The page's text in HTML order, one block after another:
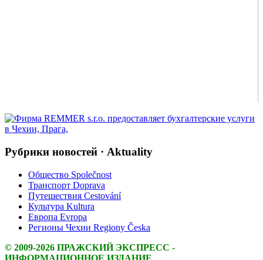
Рубрики новостей · Aktuality
Общество Společnost
Транспорт Doprava
Путешествия Cestování
Культура Kultura
Европа Evropa
Регионы Чехии Regiony Česka
© 2009-2026 ПРАЖСКИЙ ЭКСПРЕСС -
ИНФОРМАЦИОННОЕ ИЗДАНИЕ